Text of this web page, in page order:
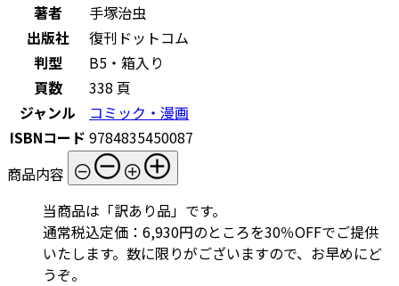
著者
手塚治虫
出版社
復刊ドットコム
判型
B5・箱入り
頁数
338 頁
ジャンル
コミック・漫画
ISBNコード 9784835450087
商品内容
当商品は「訳あり品」です。
通常税込定価：6,930円のところを30％OFFでご提供
いたします。数に限りがございますので、お早めにど
うぞ。